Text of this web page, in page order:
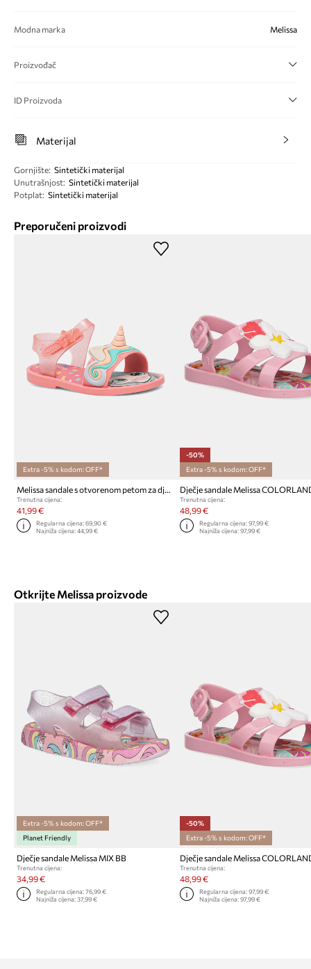
Modna marka Melissa
Proizvođač
ID Proizvoda
Materijal
Gornjište: Sintetički materijal
Unutrašnjost: Sintetički materijal
Potplat: Sintetički materijal
Preporučeni proizvodi
Extra -5% s kodom: OFF*
Melissa sandale s otvorenom petom za djecu MAR SANDAL UNI BB
Trenutna cijena:
41,99 €
Regularna cijena:69,90 €
Najniža cijena:44,99 €
-50%
Extra -5% s kodom: OFF*
Trenutna cijena:
48,99 €
Regularna cijena: 97,99 €
Najniža cijena: 97,99 €
Otkrijte Melissa proizvode
Extra -5% s kodom: OFF*
Planet Friendly
Dječje sandale Melissa MIX BB
Trenutna cijena:
34,99 €
Regularna cijena:76,99 €
Najniža cijena:37,99 €
-50%
Extra -5% s kodom: OFF*
Trenutna cijena:
48,99 €
Regularna cijena: 97,99 €
Najniža cijena: 97,99 €